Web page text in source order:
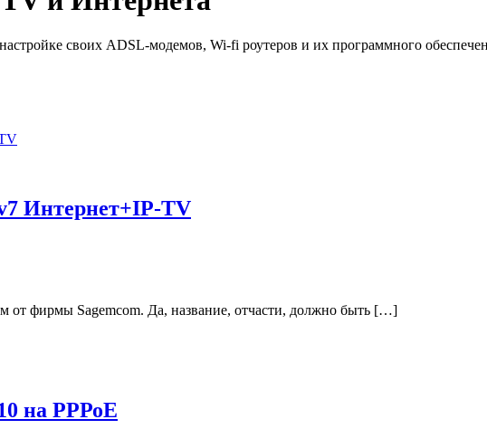
своих ADSL-модемов, Wi-fi роутеров и их программного
Интернет+IP-TV
от фирмы Sagemcom. Да, название, отчасти, должно быть […]
на РРРоЕ